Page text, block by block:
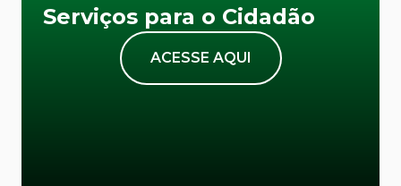
Serviços para o Cidadão
ACESSE AQUI